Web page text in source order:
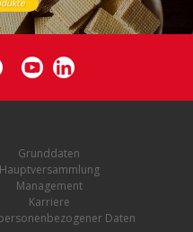
Grunddaten
Hauptversammlung
Management
Karriere
Daten